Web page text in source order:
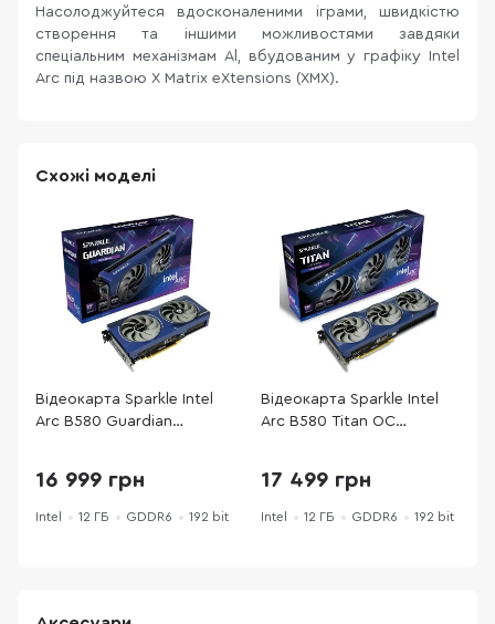
Насолоджуйтеся вдосконаленими іграми, швидкістю
створення та іншими можливостями завдяки
спеціальним механізмам Al, вбудованим у графіку Intel
Arc під назвою X Matrix eXtensions (XMX).
Схожі моделі
Відеокарта Sparkle Intel
Arc B580 Guardian
16 999 грн
Intel 12 ГБ GDDR6 192 bit
Відеокарта Sparkle Intel
Arc B580 Titan OC
17 499 грн
Intel 12 ГБ GDDR6 192 bit